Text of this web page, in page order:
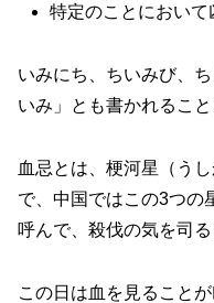
特定のことにおいて
いみにち、ちいみび、
いみ」とも書かれること
血忌とは、梗河星（う
で、中国ではこの3つの
呼んで、殺伐の気を司る
この日は血を見ること